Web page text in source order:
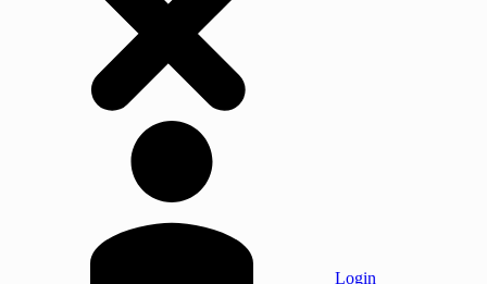
Login